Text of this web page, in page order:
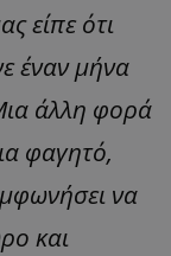
είπε ότι
έναν μήνα
άλλη φορά
φαγητό,
να
και